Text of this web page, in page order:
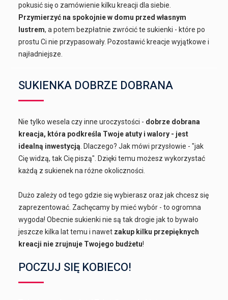
pokusić się o zamówienie kilku kreacji dla siebie.
Przymierzyć na spokojnie w domu przed własnym
lustrem, a potem bezpłatnie zwrócić te sukienki - które po
prostu Ci nie przypasowały. Pozostawić kreacje wyjątkowe i
najładniejsze.
SUKIENKA DOBRZE DOBRANA
Nie tylko wesela czy inne uroczystości - dobrze dobrana
kreacja, która podkreśla Twoje atuty i walory - jest
idealną inwestycją . Dlaczego? Jak mówi przysłowie - "jak
Cię widzą, tak Cię piszą". Dzięki temu możesz wykorzystać
każdą z sukienek na różne okoliczności.
Dużo zależy od tego gdzie się wybierasz oraz jak chcesz się
zaprezentować. Zachęcamy by mieć wybór - to ogromna
wygoda! Obecnie sukienki nie są tak drogie jak to bywało
jeszcze kilka lat temu i nawet zakup kilku przepięknych
kreacji nie zrujnuje Twojego budżetu!
POCZUJ SIĘ KOBIECO!